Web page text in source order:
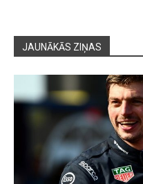
JAUNĀKĀS ZIŅAS